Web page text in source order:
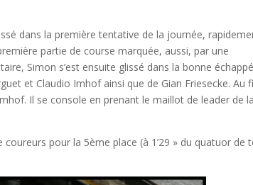
dans la première tentative de la journée,
partie de course marquée, aussi, par une
Simon s’est ensuite glissé dans la bonne
et Claudio Imhof ainsi que de Gian Friesecke. Au
Il se console en prenant le maillot de leader de la
pour la 5ème place (à 1’29 » du quatuor de